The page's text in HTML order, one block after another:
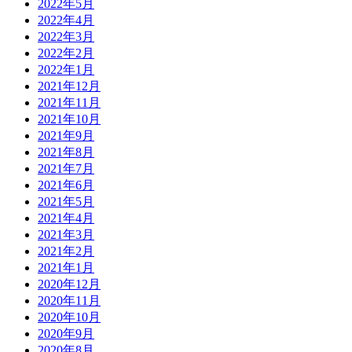
2022年5月
2022年4月
2022年3月
2022年2月
2022年1月
2021年12月
2021年11月
2021年10月
2021年9月
2021年8月
2021年7月
2021年6月
2021年5月
2021年4月
2021年3月
2021年2月
2021年1月
2020年12月
2020年11月
2020年10月
2020年9月